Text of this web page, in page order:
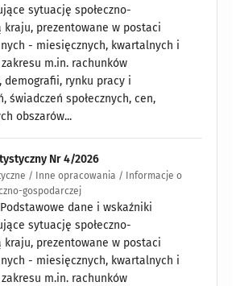
sytuację społeczno-
kraju, prezentowane w postaci
- miesięcznych, kwartalnych i
m.in. rachunków
demografii, rynku pracy i
świadczeń społecznych, cen,
obszarów...
Nr 4/2026
/ Inne opracowania / Informacje o
gospodarczej
Podstawowe dane i wskaźniki
sytuację społeczno-
kraju, prezentowane w postaci
- miesięcznych, kwartalnych i
m.in. rachunków